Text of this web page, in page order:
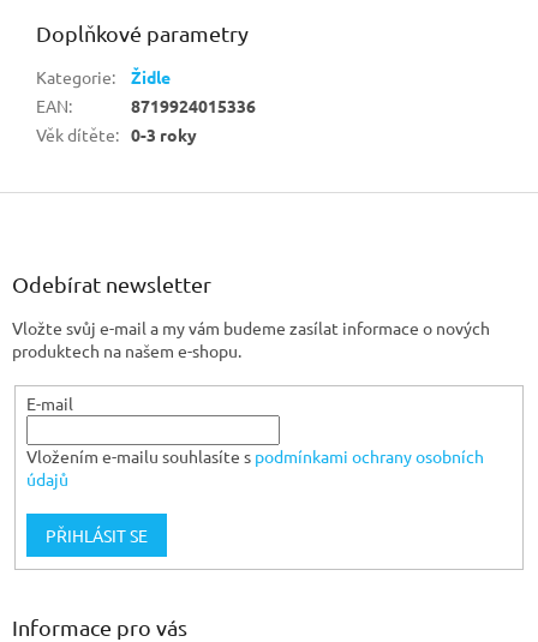
Doplňkové parametry
Kategorie:
Židle
EAN:
8719924015336
Věk dítěte: 0-3 roky
Z
Odebírat newsletter
Vložte svůj e-mail a my vám budeme zasílat informace o nových
produktech na našem e-shopu.
E-mail
Vložením e-mailu souhlasíte s podmínkami ochrany osobních
údajů
PŘIHLÁSIT SE
Informace pro vás